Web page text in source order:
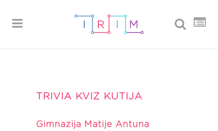
TRIVIA KVIZ KUTIJA
Gimnazija Matije Antuna